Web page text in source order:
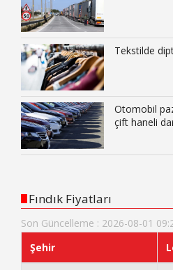
Tekstilde
Otomobil
çift haneli
Fındık Fiyatları
Son Güncelleme : 2026-08-01
Şehir